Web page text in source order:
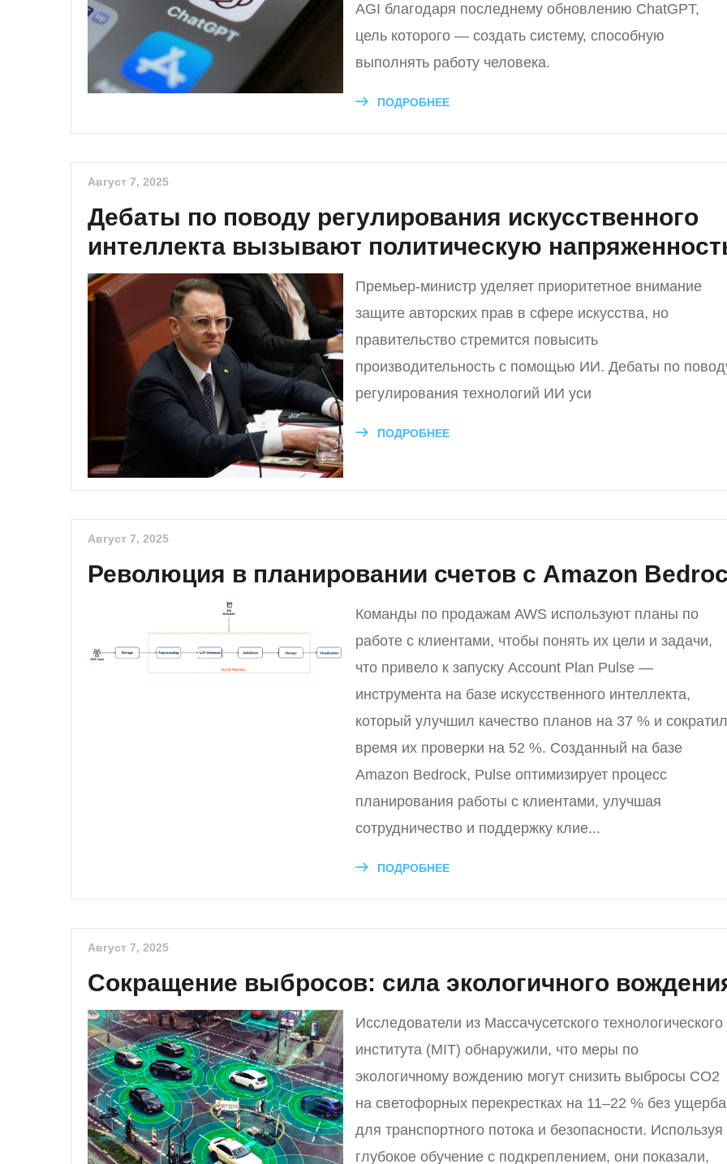
AGI благодаря последнему обновлению ChatGPT,
цель которого — создать систему, способную
выполнять работу человека.
ПОДРОБНЕЕ
Август 7, 2025
Дебаты по поводу регулирования искусственного
интеллекта вызывают политическую
Премьер-министр уделяет приоритетное внимание
защите авторских прав в сфере искусства, но
правительство стремится повысить
производительность с помощью ИИ. Дебаты по
регулирования технологий ИИ уси
ПОДРОБНЕЕ
Август 7, 2025
Революция в планировании счетов с Amazon
Команды по продажам AWS используют планы по
работе с клиентами, чтобы понять их цели и задачи,
что привело к запуску Account Plan Pulse —
инструмента на базе искусственного интеллекта,
который улучшил качество планов на 37 % и сократил
время их проверки на 52 %. Созданный на базе
Amazon Bedrock, Pulse оптимизирует процесс
планирования работы с клиентами, улучшая
сотрудничество и поддержку клие...
ПОДРОБНЕЕ
Август 7, 2025
Сокращение выбросов: сила экологичного
Исследователи из Массачусетского технологического
института (MIT) обнаружили, что меры по
экологичному вождению могут снизить выбросы CO2
на светофорных перекрестках на 11–22 % без ущерба
для транспортного потока и безопасности. Используя
глубокое обучение с подкреплением, они показали,